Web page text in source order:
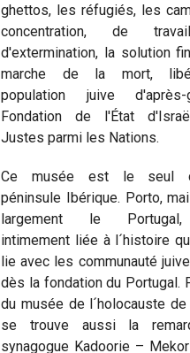
ghettos, les réfugiés, les
concentration, de
d'extermination, la solution
marche de la mort,
population juive d'après-
Fondation de l'État
Justes parmi les Nations.
Ce musée est le seul
péninsule Ibérique. Porto,
largement le
intimement liée à l´histoire
lie avec les communauté
dès la fondation du Portugal.
du musée de l´holocauste
se trouve aussi la
synagogue Kadoorie –